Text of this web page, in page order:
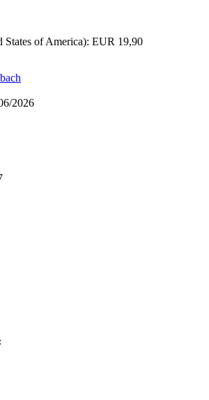
States of America): EUR 19,90
2026